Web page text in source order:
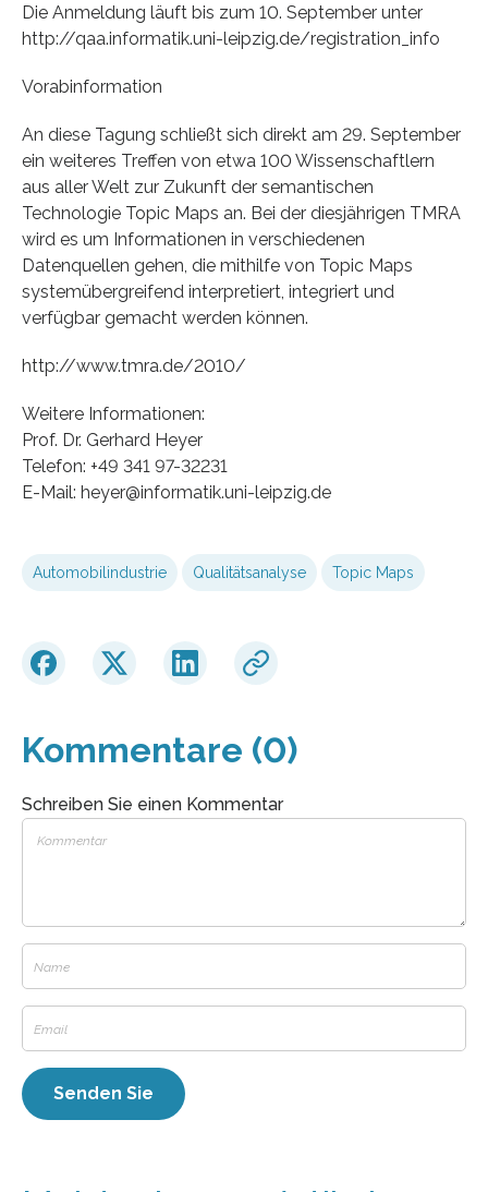
Die Anmeldung läuft bis zum 10. September unter
http://qaa.informatik.uni-leipzig.de/registration_info
Vorabinformation
An diese Tagung schließt sich direkt am 29. September
ein weiteres Treffen von etwa 100 Wissenschaftlern
aus aller Welt zur Zukunft der semantischen
Technologie Topic Maps an. Bei der diesjährigen TMRA
wird es um Informationen in verschiedenen
Datenquellen gehen, die mithilfe von Topic Maps
systemübergreifend interpretiert, integriert und
verfügbar gemacht werden können.
http://www.tmra.de/2010/
Weitere Informationen:
Prof. Dr. Gerhard Heyer
Telefon: +49 341 97-32231
E-Mail: heyer@informatik.uni-leipzig.de
Automobilindustrie Qualitätsanalyse Topic Maps
Kommentare (0)
Schreiben Sie einen Kommentar